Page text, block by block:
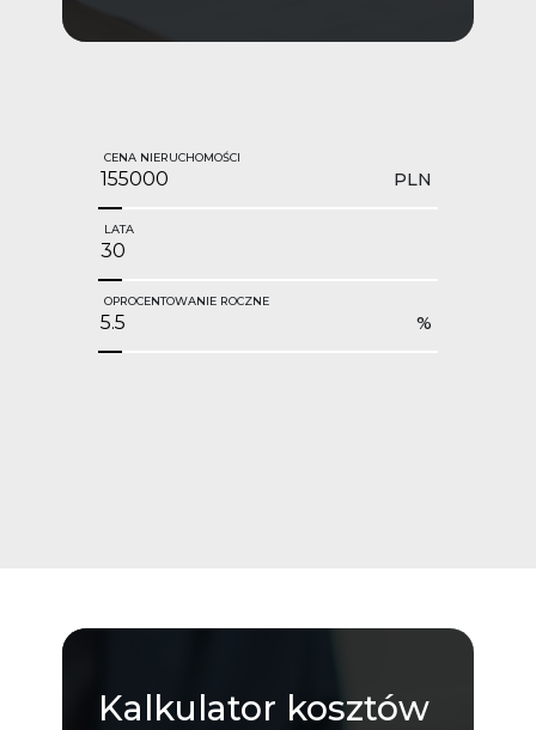
CENA NIERUCHOMOŚCI
PLN
LATA
OPROCENTOWANIE ROCZNE
%
Kalkulator kosztów